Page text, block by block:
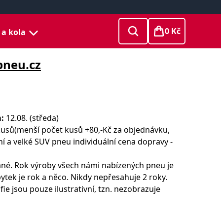
kola 0 Kč
12.08. (středa)
počet kusů +80,-Kč za objednávku,
a velké SUV pneu individuální cena dopravy -
Rok výroby všech námi nabízených pneu je
je rok a něco. Nikdy nepřesahuje 2 roky.
jsou pouze ilustrativní, tzn. nezobrazuje